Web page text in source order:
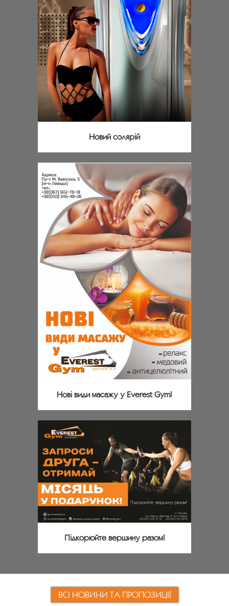
Новий солярій
Нові види масажу у Everest Gym!
Підкорюйте вершину разом!
ВСІ НОВИНИ ТА ПРОПОЗИЦІЇ
ВИ БАЖАЄТЕ:
Скинути вагу
Привести м'язи в тонус
Наростити м'язи
Оздоровитися
СКАСУВАТИ ВІДПРАВИТИ
ВІДПРАВИТИ
СКАСУВАТИ ВІДПРАВИТИ